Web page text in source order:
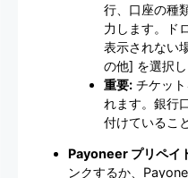
行、口座の種
力します。ド
表示されない
の他] を選択
重要: チケッ
れます。銀行
付けているこ
Payoneer プリペイ
ンクするか、